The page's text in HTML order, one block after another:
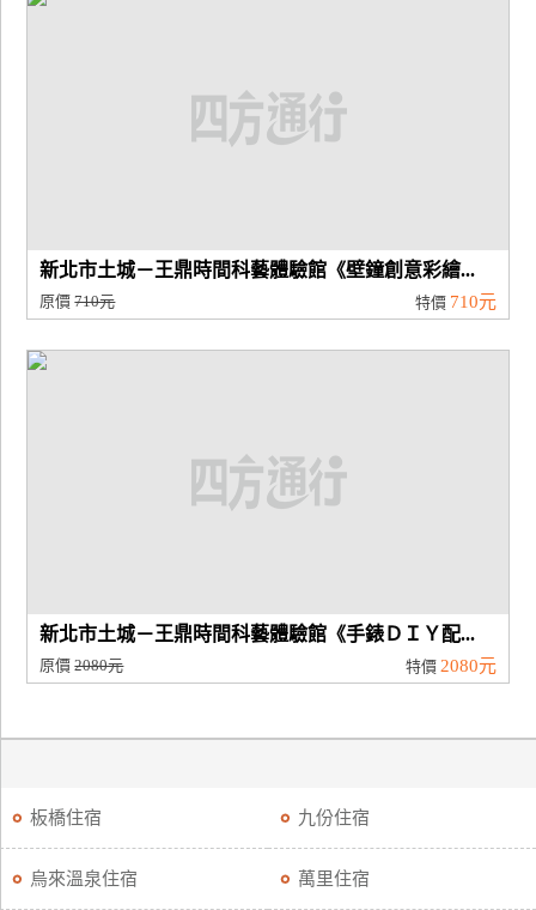
新北市土城－王鼎時間科藝體驗館《壁鐘創意彩繪...
原價710元 特價 710元
新北市土城－王鼎時間科藝體驗館《手錶ＤＩＹ配...
原價2080元 特價 2080元
板橋住宿 九份住宿
烏來溫泉住宿 萬里住宿